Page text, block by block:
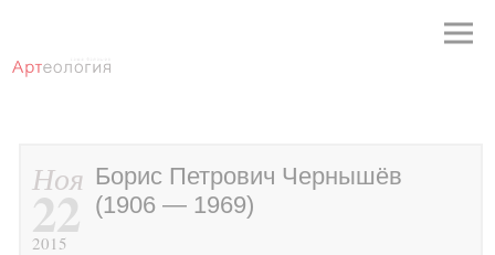
Ноя
22
2015
Борис Петрович Чернышёв
(1906 — 1969)